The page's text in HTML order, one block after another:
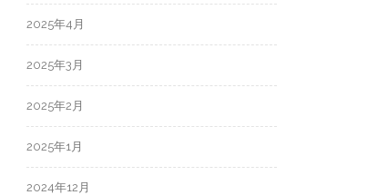
2025年4月
2025年3月
2025年2月
2025年1月
2024年12月